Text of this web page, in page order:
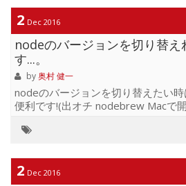
題。 そして結構ググっても出てこ
稿しておきます。 対処法としては2
インストール時にしっかり指定す
かり変えるんですがEditor colors
るとこの悲劇に見舞われます。 2.設
に...
2 Dec 2016
nodeのバージョンを切り替
す...。
by奥村 健一
nodeのバージョンを切り替えたい
便利です!(出オチ nodebrew Macで
nodebrewのインストールが可能で
かかれている方法でインストールし
ップ ~ $ curl -L git.io/nodebrew |
2 Dec 2016